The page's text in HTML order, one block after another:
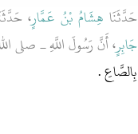
حَدَّثَنَا هِشَامُ بْنُ عَمَّارٍ،
جَابِرٍ، أَنَّ رَسُولَ اللَّهِ ـ صلى
بِالصَّاعِ ‏.‏